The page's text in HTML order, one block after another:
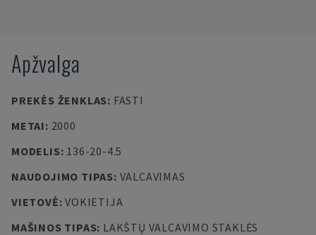
Apžvalga
PREKĖS ŽENKLAS: FASTI
METAI: 2000
MODELIS: 136-20-4.5
NAUDOJIMO TIPAS: VALCAVIMAS
VIETOVĖ:VOKIETIJA
MAŠINOS TIPAS: LAKŠTŲ VALCAVIMO STAKLĖS